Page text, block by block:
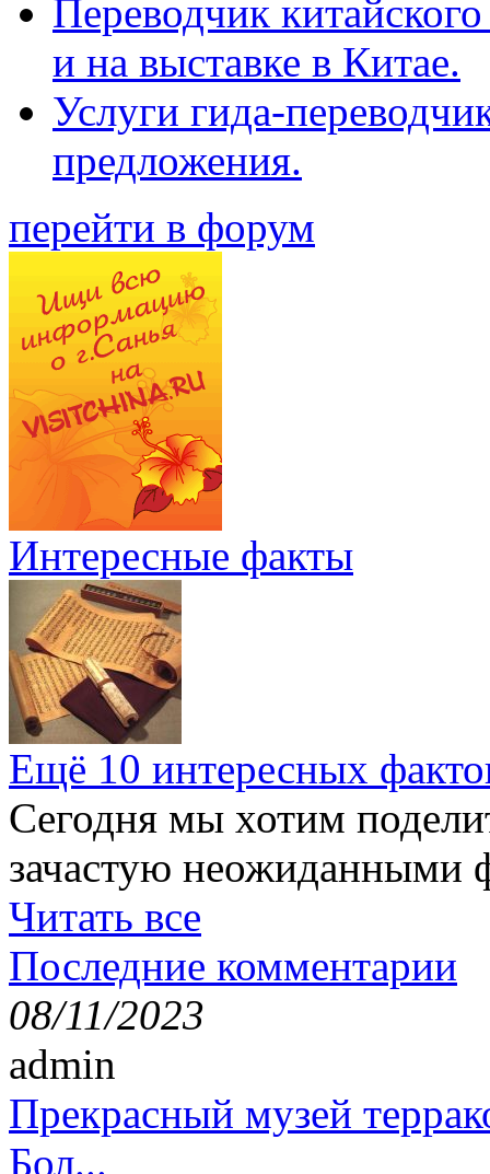
Переводчик
и на выставке в Китае.
Услуги гида-
предложения.
перейти в форум
Интересные факты
Ещё 10 интересных
Сегодня мы хотим
зачастую неожиданными
Читать все
Последние комментарии
08/11/2023
admin
Прекрасный музей
Бол...